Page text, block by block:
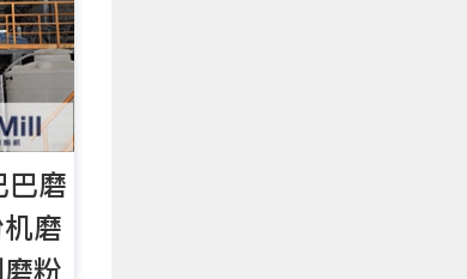
磨
磨
粉